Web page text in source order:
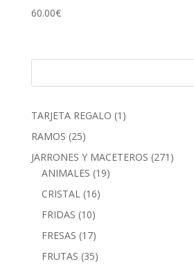
60.00€
TARJETA REGALO 1 1
RAMOS 2525
productos
JARRONES Y MACETEROS 271 271
ANIMALES 1919
CRISTAL 1616
FRIDAS 1010
productos
FRESAS 1717
productos
FRUTAS 3535